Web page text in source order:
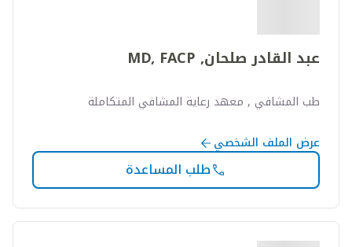
عبد القادر صلحان, MD, FACP
طب المشافي , معهد رعاية المشافي المتكاملة
عرض الملف الشخصي
طلب المساعدة